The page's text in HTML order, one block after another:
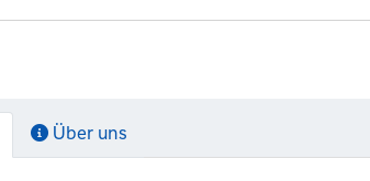
Über uns